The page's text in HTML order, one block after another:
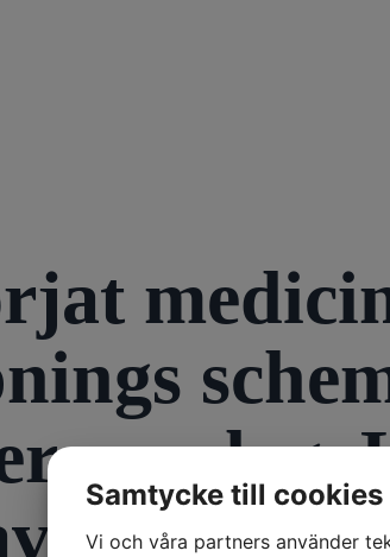
per dag.
Samtycke till cookies
Vi och våra partners använder